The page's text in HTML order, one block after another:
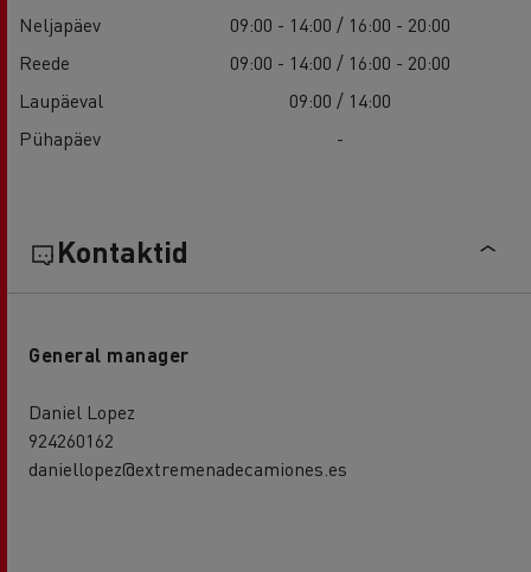
Neljapäev
09:00 - 14:00 / 16:00 - 20:00
Reede
09:00 - 14:00 / 16:00 - 20:00
Laupäeval
09:00 / 14:00
Pühapäev
-
Kontaktid
General manager
Daniel Lopez
924260162
daniellopez@extremenadecamiones.es